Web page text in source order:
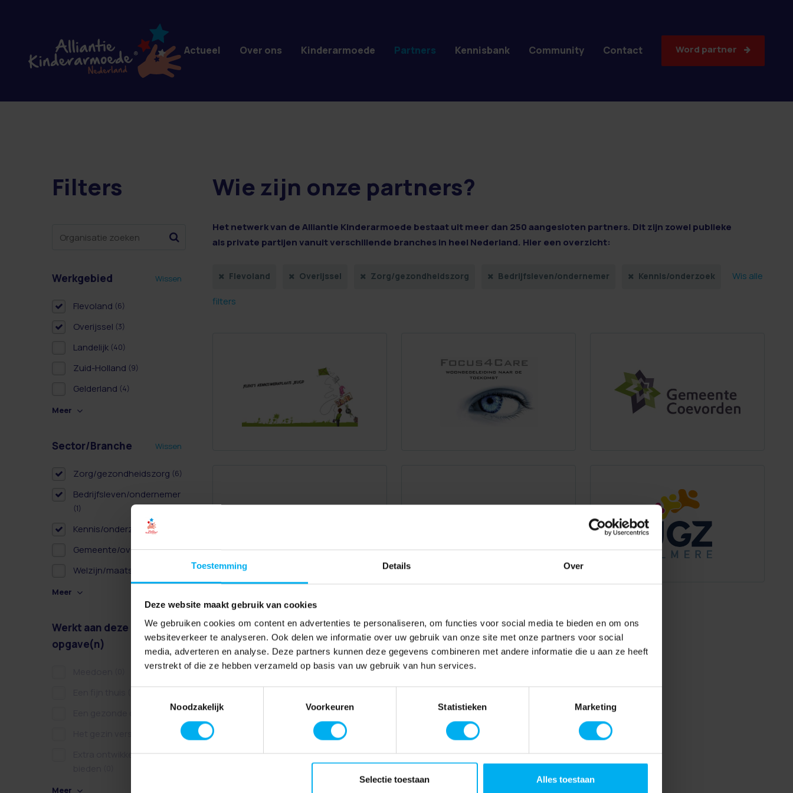
Toestemming Details Over
Deze website maakt gebruik van cookies
We gebruiken cookies om content en advertenties te personaliseren, om functies voor social media te bieden en om ons
websiteverkeer te analyseren. Ook delen we informatie over uw gebruik van onze site met onze partners voor social
media, adverteren en analyse. Deze partners kunnen deze gegevens combineren met andere informatie die u aan ze heeft
verstrekt of die ze hebben verzameld op basis van uw gebruik van hun services.
Noodzakelijk
Voorkeuren Statistieken Marketing
Selectie toestaan Alles toestaan
8 resultaten
Filters
Werkgebied Wissen
Flevoland (6)
Overijssel (3)
Landelijk (40)
Zuid-Holland (9)
Gelderland (4)
Meer
Sector/Branche Wissen
Zorg/gezondheidszorg (6)
Bedrijfsleven/ondernemer
(1)
Kennis/onderzoek(1)
Gemeente/overheid(19)
Welzijn/maatschappelijk
Meer
Werkt aan deze
opgave(n)
Extra ontwikkelkansen
Meer
Wie zijn onze partners?
Het netwerk van de Alliantie Kinderarmoede bestaat uit meer dan 250 aangesloten partners. Dit zijn zowel publieke
als private partijen vanuit verschillende branches in heel Nederland. Hier een overzicht:
Flevoland Overijssel Zorg/gezondheidszorg Bedrijfsleven/ondernemer Kennis/onderzoek Wis alle
filters
Actueel Over ons Kinderarmoede Partners Kennisbank Community Contact Word partner